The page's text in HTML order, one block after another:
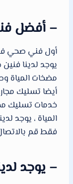
– أفضل
أول فني صحي
يوجد لدينا
مضخات المياة
أيضا تسليك
خدمات تسليك
المياة ، يوجد
فقط قم بالاتصال على
– يوجد